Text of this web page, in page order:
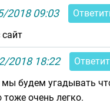
2018 09:03
2018 18:22
будем угадывать
очень легко.